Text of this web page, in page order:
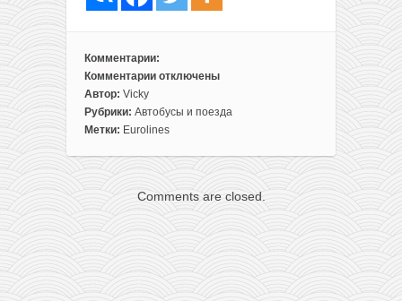
Комментарии:
Комментарии
к
записи
Промо
Eurolines:
поездки
автобусах
класса
из
Вильнюса
отключены
Автор: Vicky
Рубрики: Автобусы и поезда
Метки: Eurolines
Comments are closed.